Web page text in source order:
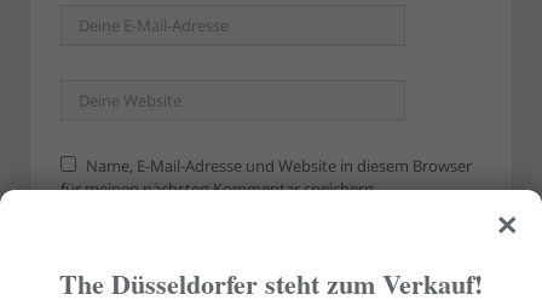
Name, E-Mail-Adresse und Website in diesem Browser
für meinen nächsten Kommentar speichern.
×
The Düsseldorfer steht zum Verkauf!